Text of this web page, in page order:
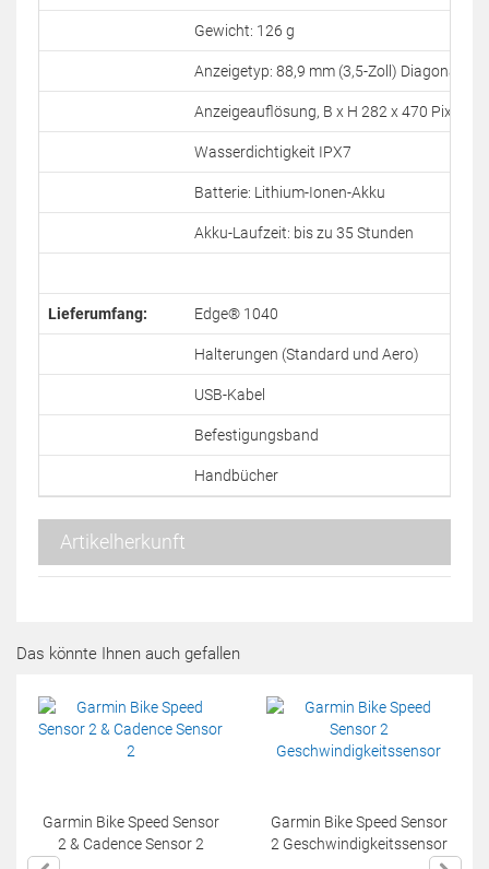
Gewicht: 126 g
Anzeigetyp: 88,9 mm (3,5-Zoll) Diagonale
Anzeigeauflösung, B x H 282 x 470 Pixel
Wasserdichtigkeit IPX7
Batterie: Lithium-Ionen-Akku
Akku-Laufzeit: bis zu 35 Stunden
Lieferumfang: Edge® 1040
Halterungen (Standard und Aero)
USB-Kabel
Befestigungsband
Handbücher
Artikelherkunft
Das könnte Ihnen auch gefallen
Garmin Bike Speed Sensor
2 & Cadence Sensor 2
Garmin Bike Speed Sensor
2 Geschwindigkeitssensor